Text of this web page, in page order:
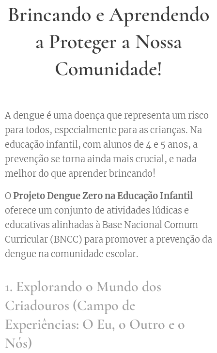
Brincando e Aprendendo
a Proteger a Nossa
Comunidade!
A dengue é uma doença que representa um risco
para todos, especialmente para as crianças. Na
educação infantil, com alunos de 4 e 5 anos, a
prevenção se torna ainda mais crucial, e nada
melhor do que aprender brincando!
OProjeto Dengue Zero na Educação Infantil
oferece um conjunto de atividades lúdicas e
educativas alinhadas à Base Nacional Comum
Curricular (BNCC) para promover a prevenção da
dengue na comunidade escolar.
1. Explorando o Mundo dos
Criadouros (Campo de
Experiências: O Eu, o Outro e o
Nós)